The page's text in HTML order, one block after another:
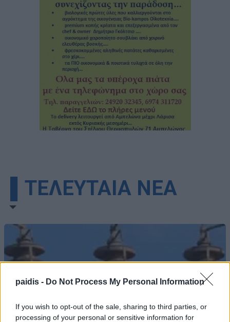
paidis - Do Not Process My Personal Information
If you wish to opt-out of the sale, sharing to third parties, or
processing of your personal or sensitive information for
▌ΤΕΛΕΥΤΑΙΑ ΝΕΑ